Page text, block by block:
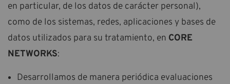
en particular, de los datos de carácter personal),
como de los sistemas, redes, aplicaciones y bases de
datos utilizados para su tratamiento, en CORE
NETWORKS:
Desarrollamos de manera periódica evaluaciones